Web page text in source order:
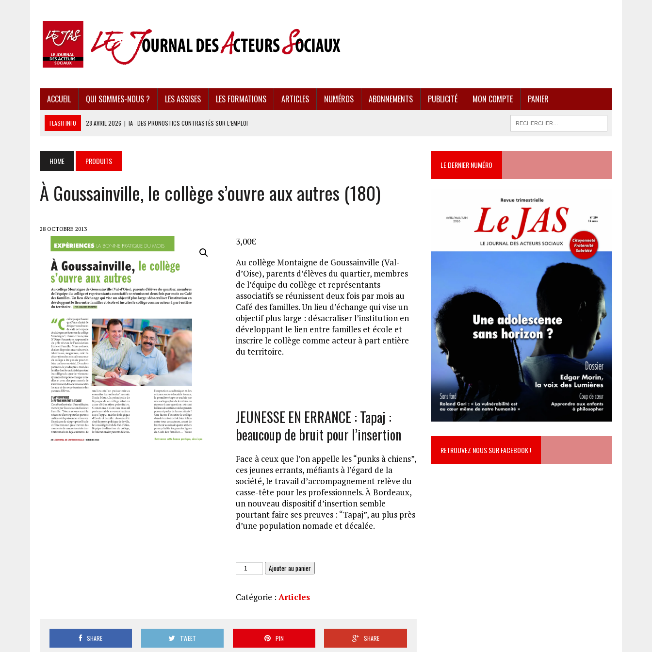
ACCUEIL QUI SOMMES-NOUS ? LES ASSISES LES FORMATIONS ARTICLES NUMÉROS ABONNEMENTS PUBLICITÉ MON COMPTE PANIER
FLASH INFO 28 AVRIL 2026 | IA : DES PRONOSTICS CONTRASTÉS SUR L’EMPLOI
28 AVRIL 2026 | PRESSE D’INFORMATION : UNE ÉCONOMIE DANGEREUSEMENT FRAGILISÉE
28 AVRIL 2026
CARAÏBES : LES RÉCIFS CORALLIENS AU BORD DE L’EFFONDREMENT
HOME PRODUITS
À Goussainville, le collège s’ouvre aux autres (180)
28 OCTOBRE 2013
3,00€
Au collège Montaigne de Goussainville (Val-
d’Oise), parents d’élèves du quartier, membres
de l’équipe du collège et représentants
associatifs se réunissent deux fois par mois au
Café des familles. Un lieu d’échange qui vise un
objectif plus large : désacraliser l’institution en
développant le lien entre familles et école et
inscrire le collège comme acteur à part entière
du territoire.
JEUNESSE EN ERRANCE : Tapaj :
beaucoup de bruit pour l’insertion
Face à ceux que l’on appelle les “punks à chiens”,
ces jeunes errants, méfiants à l’égard de la
société, le travail d’accompagnement relève du
casse-tête pour les professionnels. À Bordeaux,
un nouveau dispositif d’insertion semble
pourtant faire ses preuves : “Tapaj”, au plus près
d’une population nomade et décalée.
quantité
de
Goussainville,
aux
Ajouter au panier
Catégorie : Articles
SHARE TWEET PIN SHARE
LE DERNIER NUMÉRO
RETROUVEZ NOUS SUR FACEBOOK !